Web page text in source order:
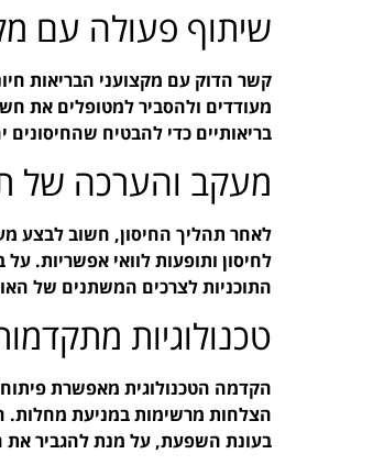
שיתוף פעולה עם
קשר הדוק עם מקצועני הבריאות
מעודדים ולהסביר למטופלים את
בריאותיים כדי להבטיח שהחיסונים
מעקב והערכה של
לאחר תהליך החיסון, חשוב לבצע
לחיסון ותופעות לוואי אפשריות.
התוכניות לצרכים המשתנים של
טכנולוגיות
הצלחות מרשימות במניעת מחלות.
בעונת השפעת, על מנת להגביר את